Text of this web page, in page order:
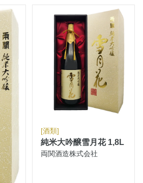
[酒類]
純米大吟醸雪月花 1,8L
両関酒造株式会社